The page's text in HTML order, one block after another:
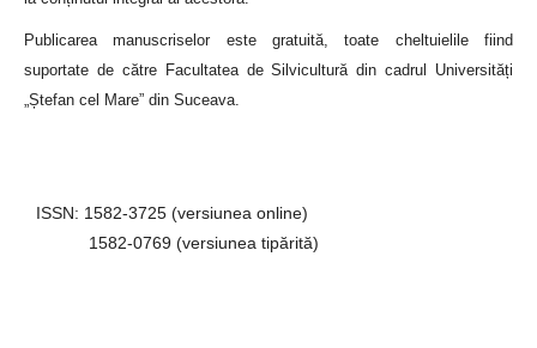
Publicarea manuscriselor este gratuită, toate cheltuielile fiind
suportate de către Facultatea de Silvicultură din cadrul Universități
„Ștefan cel Mare” din Suceava.
ISSN: 1582-3725 (versiunea online)
1582-0769 (versiunea tipărită)